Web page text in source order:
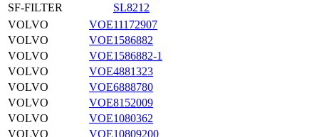
SF-FILTER
SL8212
VOLVO
VOE11172907
VOLVO
VOE1586882
VOLVO
VOE1586882-1
VOLVO
VOE4881323
VOLVO
VOE6888780
VOLVO
VOE8152009
VOLVO
VOE1080362
VOLVO
VOE10809200